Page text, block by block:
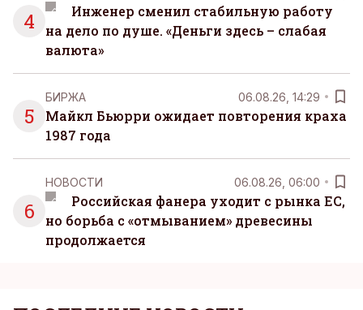
4
Инженер сменил стабильную работу
на дело по душе. «Деньги здесь – слабая
валюта»
5
БИРЖА 06.08.26, 14:29
Майкл Бьюрри ожидает повторения краха
1987 года
6
НОВОСТИ 06.08.26, 06:00
Российская фанера уходит с рынка ЕС,
но борьба с «отмыванием» древесины
продолжается